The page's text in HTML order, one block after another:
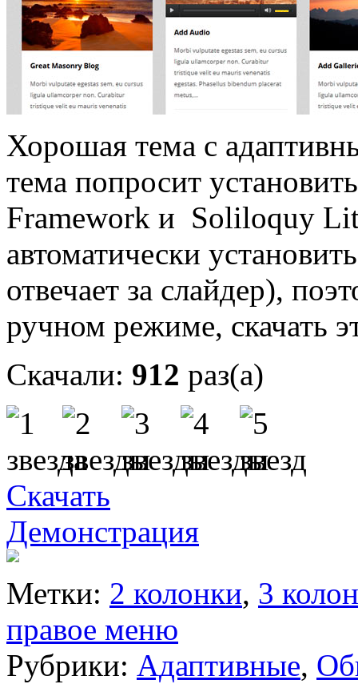
Хорошая тема с
тема попросит
Framework и Soliloquy
автоматически
отвечает за слайдер),
ручном режиме, скачать
Скачали: 912 раз(а)
Скачать
Демонстрация
Метки: 2 колонки, 3
правое меню
Рубрики: Адаптивные,